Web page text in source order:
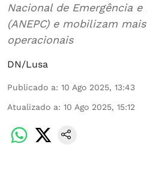
Nacional de Emergência
(ANEPC) e mobilizam
operacionais
DN/Lusa
Publicado a: 10 Ago 2025, 13:43
Atualizado a: 10 Ago 2025, 15:12